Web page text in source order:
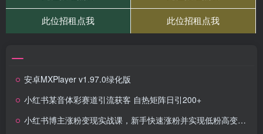
安卓MXPlayer v1.97.0绿化版
小红书某音体彩赛道引流获客 自热矩阵日引200+
小红书博主涨粉变现实战课，新手快速涨粉并实现低粉高变现全流程